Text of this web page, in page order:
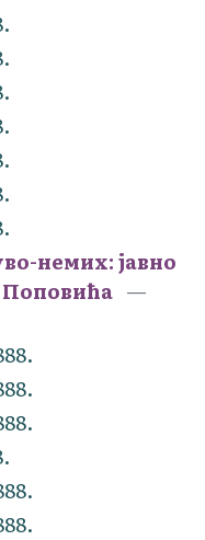
немих: јавно
Поповића